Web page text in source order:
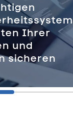
Ihrer
und
sicheren